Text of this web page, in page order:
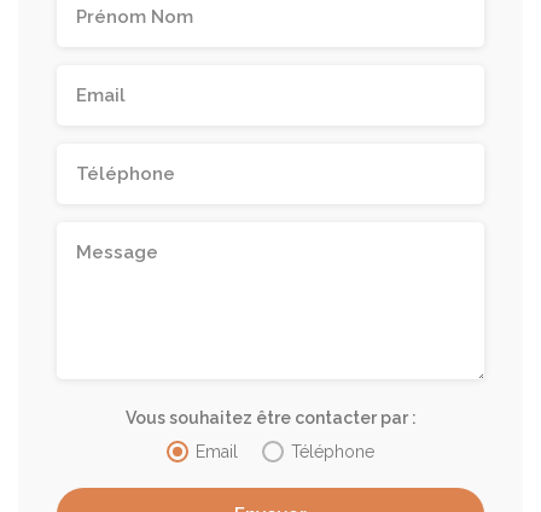
Vous souhaitez être contacter par :
Email
Téléphone